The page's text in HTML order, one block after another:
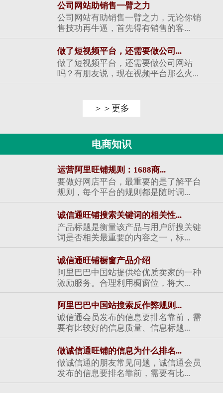
公司网站助销售一臂之力
公司网站有助销售一臂之力，无论你销
售技功再牛逼，首先得有销售的客...
做了短视频平台，还需要做公司...
做了短视频平台，还需要做公司网站
吗？有朋友说，现在视频平台那么火...
＞＞更多
电商知识
运营阿里旺铺规则：1688商...
要做好网店平台，最重要的是了解平台
规则，每个平台的规则都是随时调...
诚信通旺铺搜索关键词的相关性...
产品标题是衡量该产品与用户所搜关键
词是否相关最重要的内容之一，标...
诚信通旺铺橱窗产品介绍
阿里巴巴中国站提供给优质卖家的一种
激励服务。合理利用橱窗位，将大...
阿里巴巴中国站搜索反作弊规则...
诚信通会员发布的信息要排名靠前，需
要有比较好的信息质量、信息标题...
做诚信通旺铺的信息为什么排名...
做诚信通的朋友常见问题，诚信通会员
发布的信息要排名靠前，需要有比...